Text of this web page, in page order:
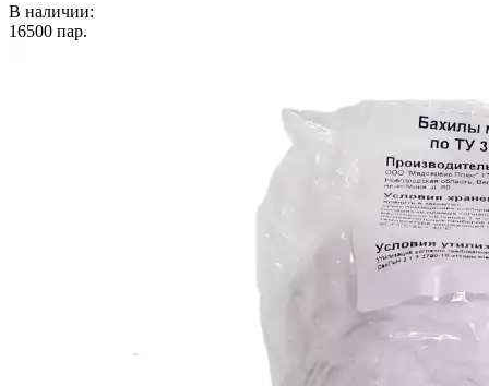
В наличии:
16500 пар.